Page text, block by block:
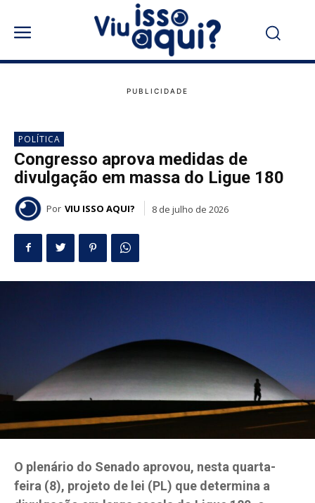
POLÍTICA
Congresso aprova medidas de
divulgação em massa do Ligue 180
Por VIU ISSO AQUI? 8 de julho de 2026
O plenário do Senado aprovou, nesta quarta-
feira (8), projeto de lei (PL) que determina a